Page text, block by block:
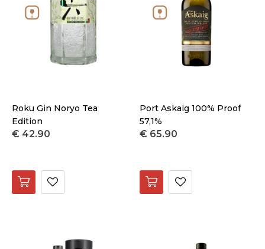
Roku Gin Noryo Tea
Edition
€ 42.90
Port Askaig 100% Proof
57,1%
€ 65.90